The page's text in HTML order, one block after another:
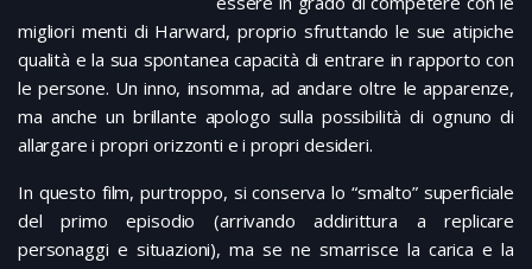
migliori menti di Harward, proprio sfruttando le sue atipiche
qualità e la sua spontanea capacità di entrare in rapporto con
le persone. Un inno, insomma, ad andare oltre le apparenze,
ma anche un brillante apologo sulla possibilità di ognuno di
allargare i propri orizzonti e i propri desideri.
In questo film, purtroppo, si conserva lo “smalto” superficiale
del primo episodio (arrivando addirittura a replicare
personaggi e situazioni), ma se ne smarrisce la carica e la